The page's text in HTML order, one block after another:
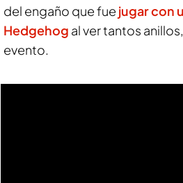
del engaño que fue jugar con
Hedgehog al ver tantos
evento.